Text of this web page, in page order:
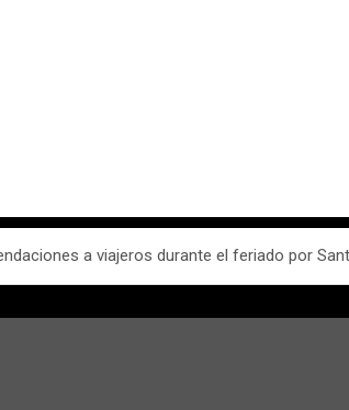
a viajeros durante el feriado por